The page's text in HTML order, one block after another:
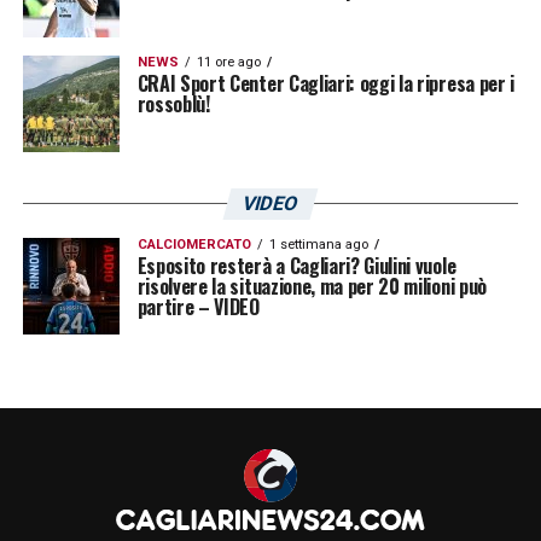
formativa nel Paese del Medio Oriente grazie
al contributo e l’esperienza delle società
italiane che compongo la Lega B.
NEWS 11 ore ago
CRAI Sport Center Cagliari: oggi la ripresa per i
rossoblù!
VIDEO
CALCIOMERCATO 1 settimana ago
Esposito resterà a Cagliari? Giulini vuole
risolvere la situazione, ma per 20 milioni può
partire – VIDEO